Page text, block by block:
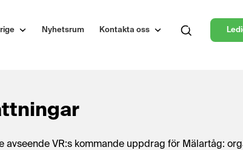
Nyhetsrum Kontakta oss
VR:s kommande uppdrag för Mälartåg: